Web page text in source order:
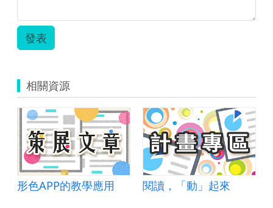
發表
相關資源
形色APP的教學應用 閱讀，「動」起來